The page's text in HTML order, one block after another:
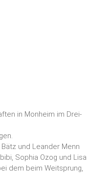
in Monheim im Drei-
und Leander Menn
Sophia Ozog und Lisa
dem beim Weitsprung,